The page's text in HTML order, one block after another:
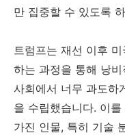
만 집중할 수 있도록
트럼프는 재선 이후
하는 과정을 통해 낭
사회에서 너무 과도하
을 수립했습니다. 이
가진 인물, 특히 기술